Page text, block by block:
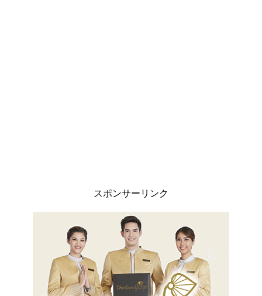
スポンサーリンク